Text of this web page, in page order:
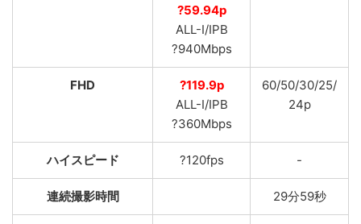
?59.94p
ALL-I/IPB
?940Mbps
FHD
?119.9p
ALL-I/IPB
?360Mbps
60/50/30/25/
24p
ハイスピード ?120fps -
連続撮影時間 29分59秒